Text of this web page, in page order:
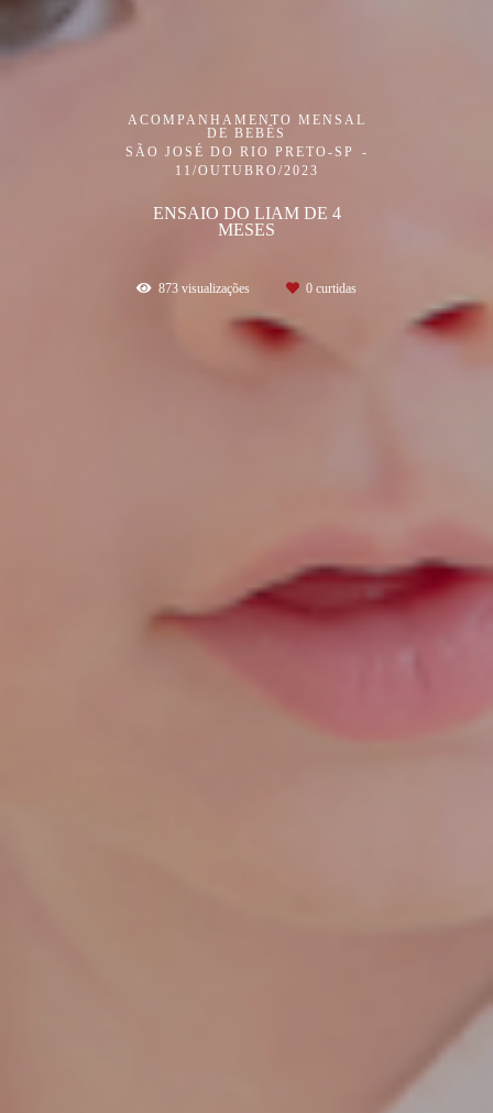
ACOMPANHAMENTO MENSAL
DE BEBÊS
SÃO JOSÉ DO RIO PRETO-SP
11/OUTUBRO/2023
ENSAIO DO LIAM DE 4
MESES
873 visualizações 0 curtidas